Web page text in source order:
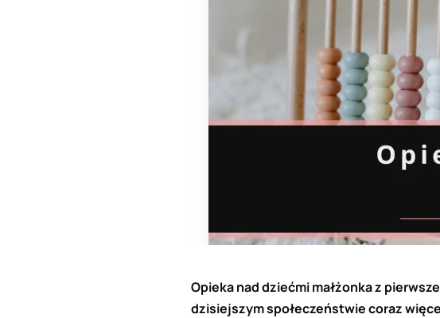
Opieka nad dziećmi małżonka z
dzisiejszym społeczeństwie coraz